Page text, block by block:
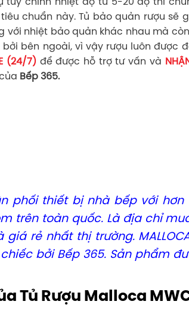
chuẩn này. Tủ bảo quản rượu sẽ
với nhiệt bảo quản khác nhau mà
bên ngoài, vì vậy rượu luôn được
(24/7)để được hỗ trợ tư vấn và
Bếp 365.
phối thiết bị nhà bếp với hơn
trên toàn quốc. Là địa chỉ
rẻ nhất thị trường.
bởi Bếp 365. Sản phẩm
Tủ Rượu Malloca